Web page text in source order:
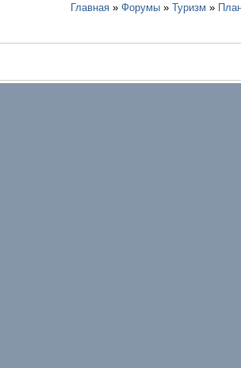
Главная » Форумы » Туризм »